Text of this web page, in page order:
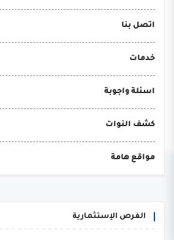
اتصل بنا
خدمات
اسئلة واجوبة
كشف النوات
مواقع هامة
الفرص الإستثمارية